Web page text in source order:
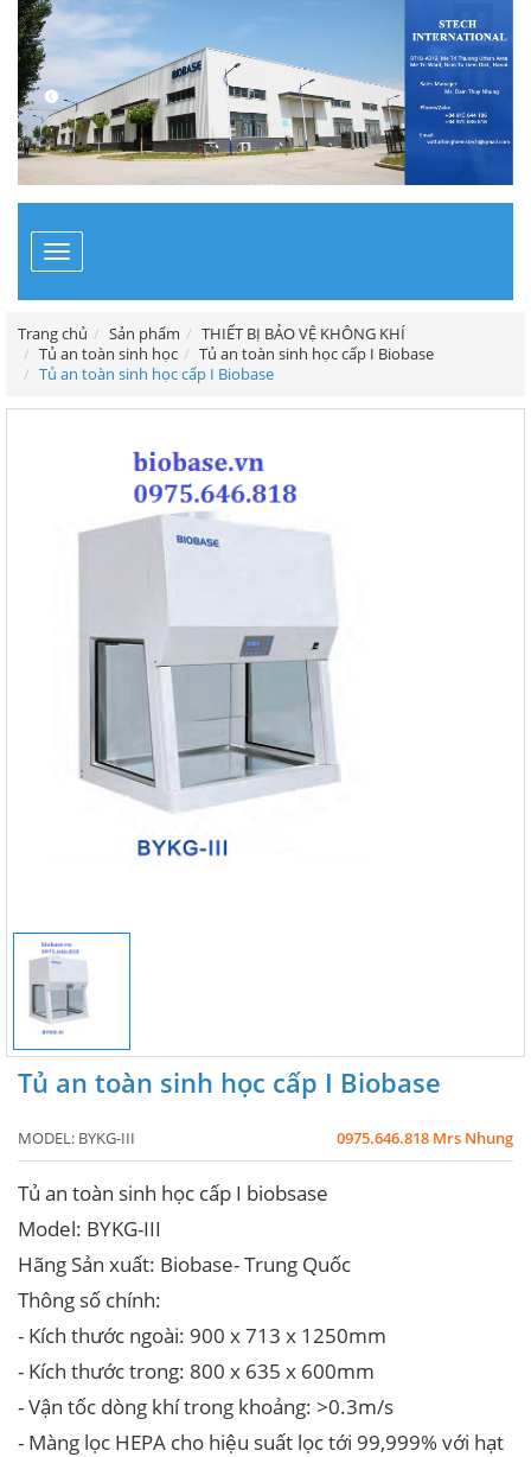
Toggle
navigation
Trang chủ Sản phẩm
THIẾT BỊ BẢO VỆ KHÔNG KHÍ
Tủ an toàn sinh học
Tủ an toàn sinh học cấp I Biobase
Tủ an toàn sinh học cấp I Biobase
Tủ an toàn sinh học cấp I Biobase
MODEL: BYKG-III 0975.646.818 Mrs Nhung
Tủ an toàn sinh học cấp I biobsase
Model: BYKG-III
Hãng Sản xuất: Biobase- Trung Quốc
Thông số chính:
- Kích thước ngoài: 900 x 713 x 1250mm
- Kích thước trong: 800 x 635 x 600mm
- Vận tốc dòng khí trong khoảng: >0.3m/s
- Màng lọc HEPA cho hiệu suất lọc tới 99,999% với hạt